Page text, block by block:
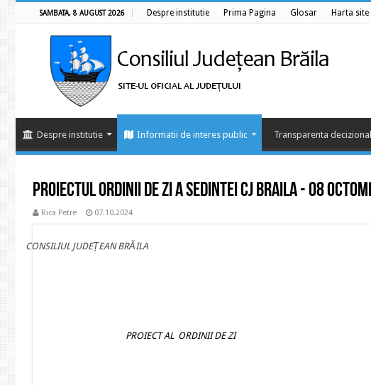
SAMBATA, 8 AUGUST 2026 Despre institutie Prima Pagina Glosar Harta site
Despre institutie Informatii de interes public Transparenta
Proiectul ordinii de zi a sedintei CJ Braila - 08
Rica Petre 07.10.2024
CONSILIUL JUDEȚEAN BRĂILA
PROIECT AL ORDINII DE ZI